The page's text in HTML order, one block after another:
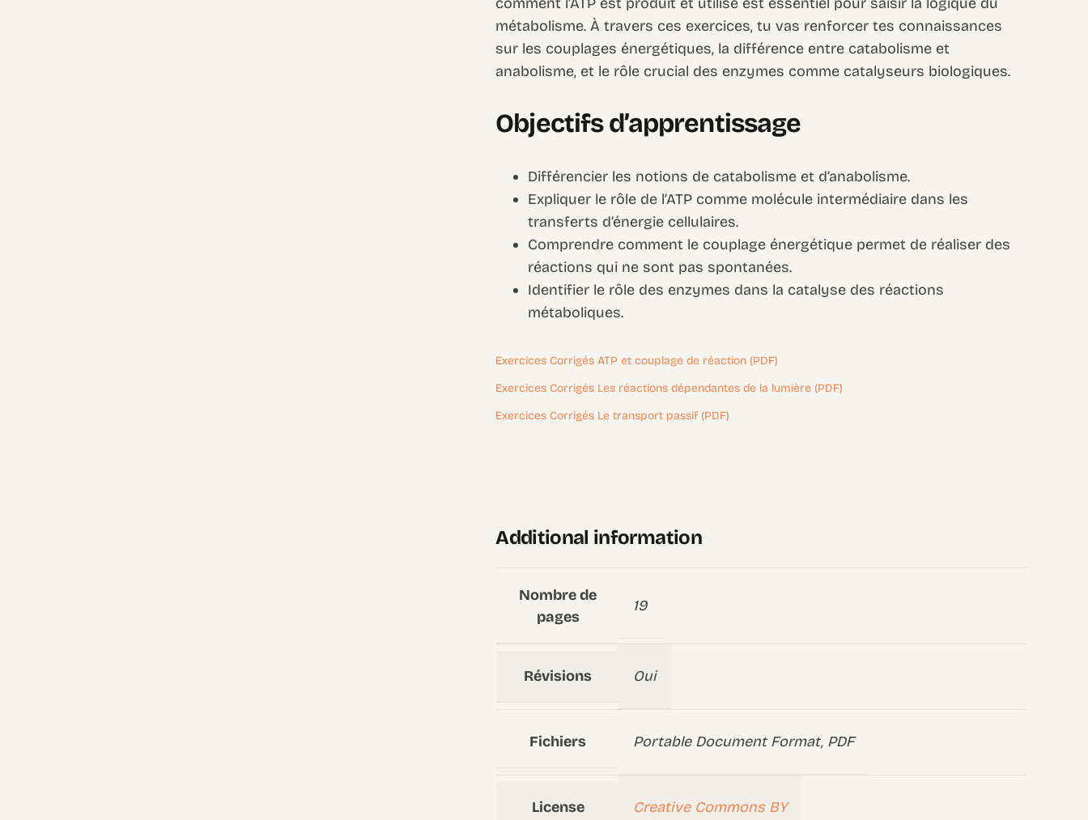
métabolisme. À travers ces exercices, tu vas renforcer tes connaissances
sur les couplages énergétiques, la différence entre catabolisme et
anabolisme, et le rôle crucial des enzymes comme catalyseurs biologiques.
Objectifs d’apprentissage
Différencier les notions de catabolisme et d’anabolisme.
Expliquer le rôle de l’ATP comme molécule intermédiaire dans les
transferts d’énergie cellulaires.
Comprendre comment le couplage énergétique permet de réaliser des
réactions qui ne sont pas spontanées.
Identifier le rôle des enzymes dans la catalyse des réactions
métaboliques.
Exercices Corrigés ATP et couplage de réaction (PDF)
Exercices Corrigés Les réactions dépendantes de la lumière (PDF)
Exercices Corrigés Le transport passif (PDF)
Additional information
Nombre de
pages
19
Révisions Oui
Fichiers Portable Document Format, PDF
License Creative Commons BY